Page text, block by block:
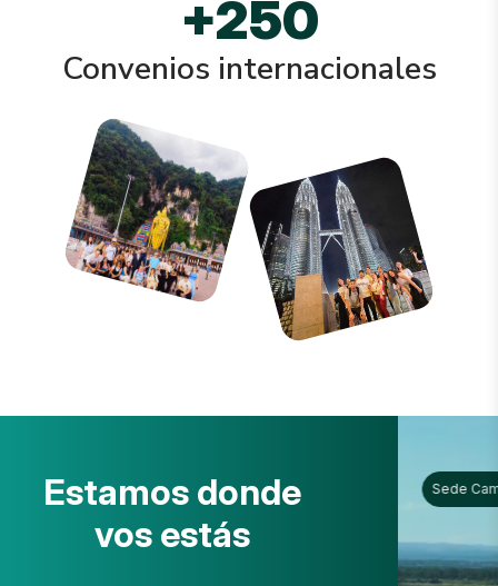
+250
Convenios internacionales
Estamos donde
vos estás
Sede